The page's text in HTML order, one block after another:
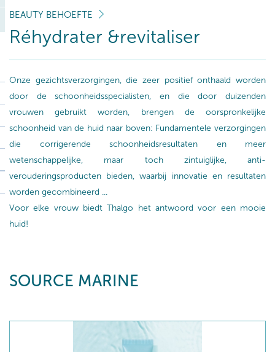
BEAUTY BEHOEFTE
Réhydrater &revitaliser
Onze gezichtsverzorgingen, die zeer positief onthaald worden
door de schoonheidsspecialisten, en die door duizenden
vrouwen gebruikt worden, brengen de oorspronkelijke
schoonheid van de huid naar boven: Fundamentele verzorgingen
die corrigerende schoonheidsresultaten en meer
wetenschappelijke, maar toch zintuiglijke, anti-
verouderingsproducten bieden, waarbij innovatie en resultaten
worden gecombineerd ...
Voor elke vrouw biedt Thalgo het antwoord voor een mooie
huid!
SOURCE MARINE